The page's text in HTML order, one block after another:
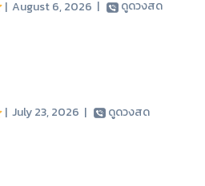
| August 6, 2026 | ดูดวงสด
| July 23, 2026 | ดูดวงสด